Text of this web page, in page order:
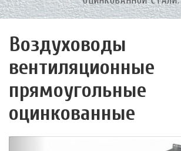
Воздуховоды
вентиляционные
прямоугольные
оцинкованные